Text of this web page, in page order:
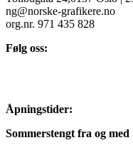
ng@norske-grafikere.no
org.nr. 971 435 828
Følg oss:
Åpningstider:
Sommerstengt fra og